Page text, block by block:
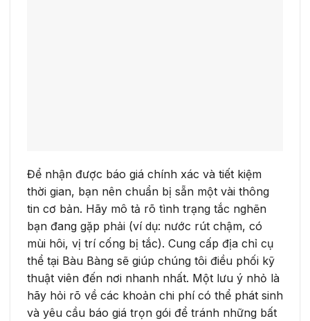
Để nhận được báo giá chính xác và tiết kiệm
thời gian, bạn nên chuẩn bị sẵn một vài thông
tin cơ bản. Hãy mô tả rõ tình trạng tắc nghẽn
bạn đang gặp phải (ví dụ: nước rút chậm, có
mùi hôi, vị trí cống bị tắc). Cung cấp địa chỉ cụ
thể tại Bàu Bàng sẽ giúp chúng tôi điều phối kỹ
thuật viên đến nơi nhanh nhất. Một lưu ý nhỏ là
hãy hỏi rõ về các khoản chi phí có thể phát sinh
và yêu cầu báo giá trọn gói để tránh những bất